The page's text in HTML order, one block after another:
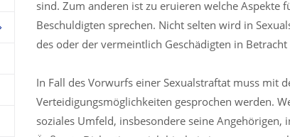
sind. Zum anderen ist zu eruieren welche Aspekte
Beschuldigten sprechen. Nicht selten wird in
des oder der vermeintlich Geschädigten in Betracht
In Fall des Vorwurfs einer Sexualstraftat muss mit
Verteidigungsmöglichkeiten gesprochen werden.
soziales Umfeld, insbesondere seine